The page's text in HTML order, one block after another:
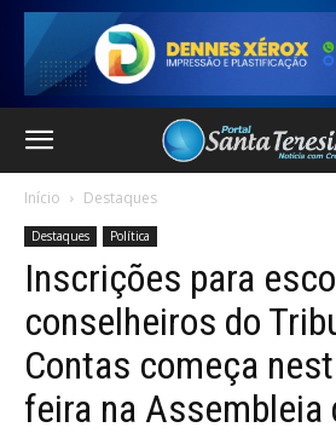
Início Destaques
Destaques Política
Inscrições para
conselheiros do
Contas começa
feira na Assembleia